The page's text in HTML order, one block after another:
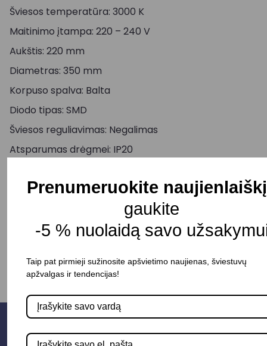
Šviesos temperatūra: 3000 K
Maitinimo įtampa: 220 – 240 V
Aukštis: 220 mm
Diametras: 350 mm
Korpuso spalva: Balta
Diodo tipas: SMD
Šviesos reguliavimas: Negalimas
Atsparumas drėgmei: IP20
+ Į KREPŠELĮ
Prenumeruokite naujienlaiškį
gaukite
-5 % nuolaidą savo
Taip pat pirmieji sužinosite apšvietimo naujienas, šviestuvų
apžvalgas ir tendencijas!